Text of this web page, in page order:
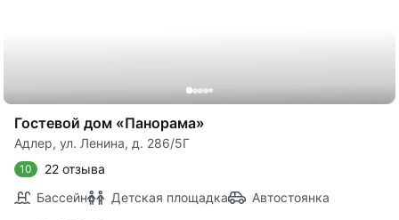
Гостевой дом «Панорама»
Адлер, ул. Ленина, д. 286/5Г
10
22 отзыва
Бассейн
Детская площадка Автостоянка